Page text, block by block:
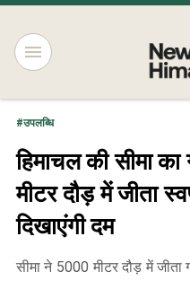
#उपलब्धि
हिमाचल की सीमा
मीटर दौड़ में जीता
दिखाएंगी दम
सीमा ने 5000 मीटर दौड़ में जीता